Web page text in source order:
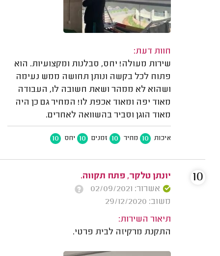
חוות דעת:
שירות מעולה! יחס, סבלנות ומקצועיות. הוא
פתוח לכל בקשה ונותן תחושה ממש נעימה
ושהוא לא ממהר ושאת חשובה לו, העבודה
מאוד יפה ומאוד אכפת לו! המחיר גם כן היה
מאוד הוגן וסביר בהשוואה לאחרים.
איכות 10 מחיר 10 זמנים 10 יחס 10
יונתן טלקר, פתח תקווה.
אשרור: 02/09/2021
משוב: 29/12/2020
תיאור השירות:
התקנת מרקיזה לבית פרטי.
10